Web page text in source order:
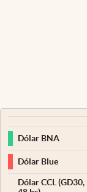
Dólar BNA
Dólar Blue
Dólar CCL (GD30,